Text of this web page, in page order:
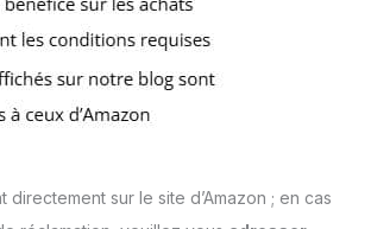
directement sur le site d’Amazon ; en cas